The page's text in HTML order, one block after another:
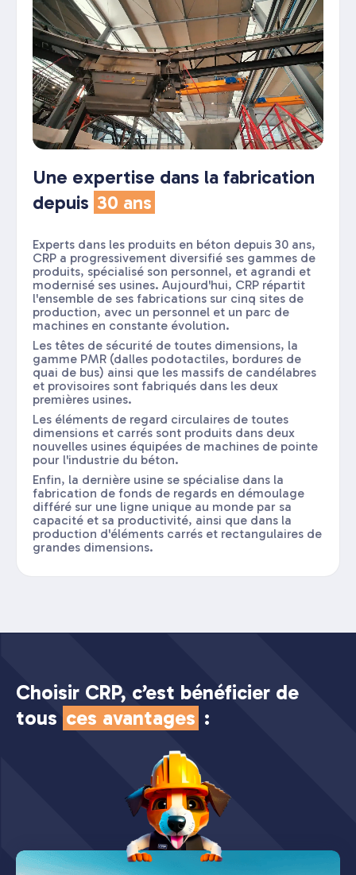
Une expertise dans la fabrication
depuis 30 ans
Experts dans les produits en béton depuis 30 ans,
CRP a progressivement diversifié ses gammes de
produits, spécialisé son personnel, et agrandi et
modernisé ses usines. Aujourd'hui, CRP répartit
l'ensemble de ses fabrications sur cinq sites de
production, avec un personnel et un parc de
machines en constante évolution.
Les têtes de sécurité de toutes dimensions, la
gamme PMR (dalles podotactiles, bordures de
quai de bus) ainsi que les massifs de candélabres
et provisoires sont fabriqués dans les deux
premières usines.
Les éléments de regard circulaires de toutes
dimensions et carrés sont produits dans deux
nouvelles usines équipées de machines de pointe
pour l'industrie du béton.
Enfin, la dernière usine se spécialise dans la
fabrication de fonds de regards en démoulage
différé sur une ligne unique au monde par sa
capacité et sa productivité, ainsi que dans la
production d'éléments carrés et rectangulaires de
grandes dimensions.
Choisir CRP, c’est bénéficier de
tous ces avantages :